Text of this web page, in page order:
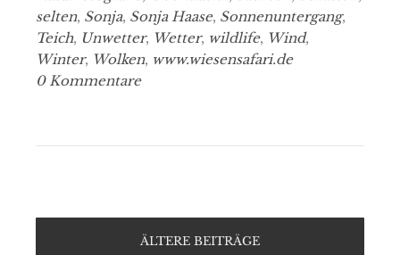
selten, Sonja, Sonja Haase, Sonnenuntergang,
Teich, Unwetter, Wetter, wildlife, Wind,
Winter, Wolken, www.wiesensafari.de
0 Kommentare
ÄLTERE BEITRÄGE